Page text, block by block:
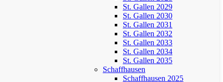
St. Gallen 2029
St. Gallen 2030
St. Gallen 2031
St. Gallen 2032
St. Gallen 2033
St. Gallen 2034
St. Gallen 2035
Schaffhausen
Schaffhausen 2025